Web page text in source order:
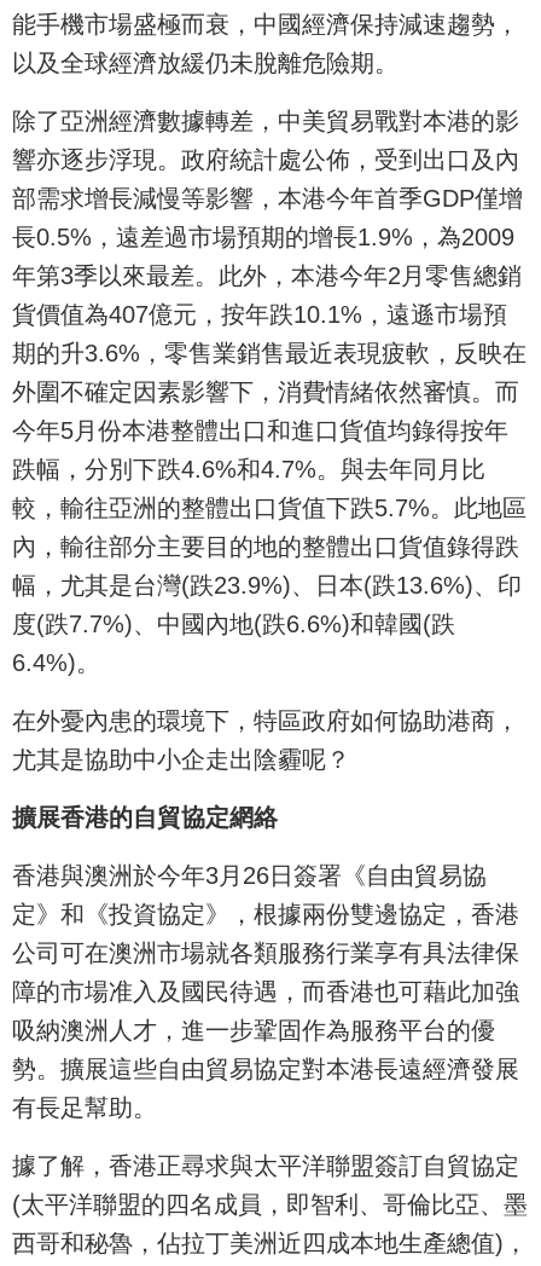
能手機市場盛極而衰，中國經濟保持減速趨勢，
以及全球經濟放緩仍未脫離危險期。
除了亞洲經濟數據轉差，中美貿易戰對本港的影
響亦逐步浮現。政府統計處公佈，受到出口及內
部需求增長減慢等影響，本港今年首季GDP僅增
長0.5%，遠差過市場預期的增長1.9%，為2009
年第3季以來最差。此外，本港今年2月零售總銷
貨價值為407億元，按年跌10.1%，遠遜市場預
期的升3.6%，零售業銷售最近表現疲軟，反映在
外圍不確定因素影響下，消費情緒依然審慎。而
今年5月份本港整體出口和進口貨值均錄得按年
跌幅，分別下跌4.6%和4.7%。與去年同月比
較，輸往亞洲的整體出口貨值下跌5.7%。此地區
內，輸往部分主要目的地的整體出口貨值錄得跌
幅，尤其是台灣(跌23.9%)、日本(跌13.6%)、印
度(跌7.7%)、中國內地(跌6.6%)和韓國(跌
6.4%)。
在外憂內患的環境下，特區政府如何協助港商，
尤其是協助中小企走出陰霾呢？
擴展香港的自貿協定網絡
香港與澳洲於今年3月26日簽署《自由貿易協
定》和《投資協定》，根據兩份雙邊協定，香港
公司可在澳洲市場就各類服務行業享有具法律保
障的市場准入及國民待遇，而香港也可藉此加強
吸納澳洲人才，進一步鞏固作為服務平台的優
勢。擴展這些自由貿易協定對本港長遠經濟發展
有長足幫助。
據了解，香港正尋求與太平洋聯盟簽訂自貿協定
(太平洋聯盟的四名成員，即智利、哥倫比亞、墨
西哥和秘魯，佔拉丁美洲近四成本地生產總值)，